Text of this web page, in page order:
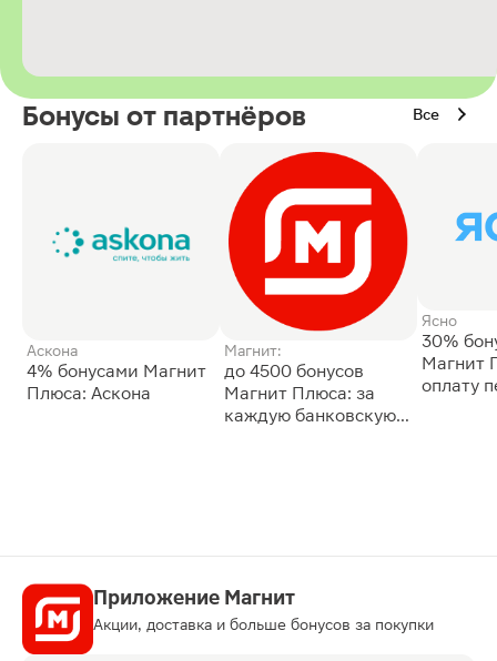
Бонусы от партнёров Все
Аскона
4% бонусами Магнит
Плюса: Аскона
Магнит:
до 4500 бонусов
Магнит Плюса: за
каждую банковскую
Ясно
30%
Магнит
оплату
Приложение Магнит
Акции, доставка и больше бонусов за покупки